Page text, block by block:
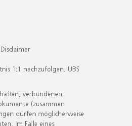
1:1 nachzufolgen. UBS
verbundenen
(zusammen
dürfen möglicherweise
Im Falle eines